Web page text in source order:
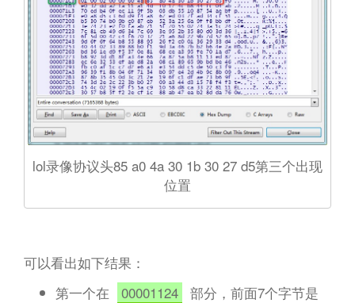
lol录像协议头85 a0 4a 30 1b 30 27 d5第三个出现
位置
可以看出如下结果：
第一个在
00001124 部分，前面7个字节是